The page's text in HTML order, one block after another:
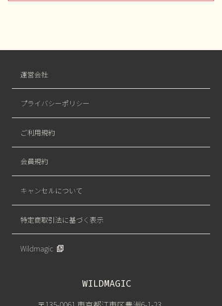
WILDMAGIC
運営会社
プライバシーポリシー
ご利用規約
会員規約
キャンセルについて
特定商取引法に基づく表示
Wildmagic